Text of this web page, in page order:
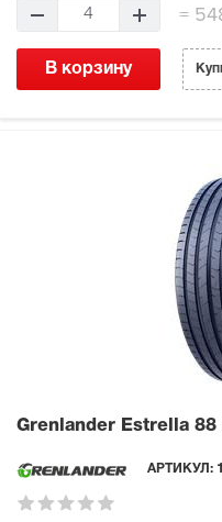
4 =
В корзину
Grenlander Estrella 88
АРТИКУЛ: